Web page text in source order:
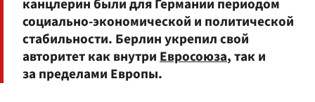
канцлерин были для Германии периодом
социально-экономической и политической
стабильности. Берлин укрепил свой
авторитет как внутриЕвросоюза, так и
за пределами Европы.